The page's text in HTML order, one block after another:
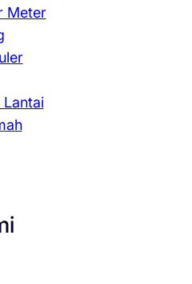
Meter
Lantai